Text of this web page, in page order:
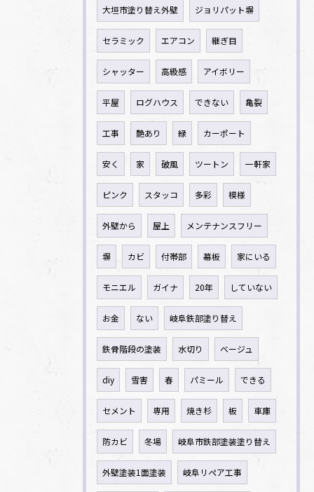
大垣市塗り替え外壁 ジョリパット塀
セラミック エアコン 継ぎ目
シャッター 高級感 アイボリー
平屋 ログハウス できない 亀裂
工事 艶あり 緑 カーポート
安く 家 破風 ツートン 一軒家
ピンク スタッコ 多彩 模様
外壁から 屋上 メンテナンスフリー
塀 カビ 付帯部 幕板 家にいる
モニエル ガイナ 20年 していない
お金 ない 岐阜鉄部塗り替え
鉄骨階段の塗装 水切り ベージュ
diy 雪害 春 パミール できる
セメント 専用 焼き杉 板 車庫
防カビ 冬場 岐阜市鉄部塗装塗り替え
外壁塗装1面塗装 岐阜リペア工事